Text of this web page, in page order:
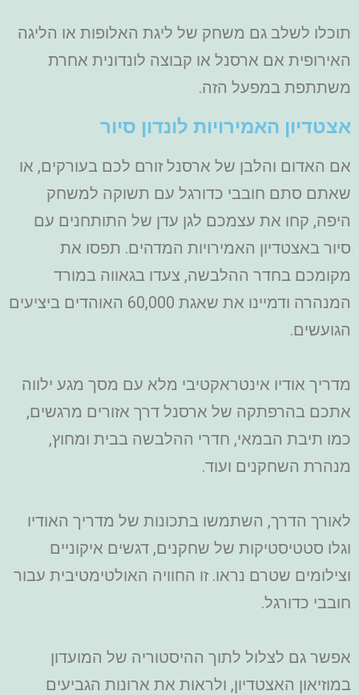
תוכלו לשלב גם משחק של ליגת האלופות או הליגה
האירופית אם ארסנל או קבוצה לונדונית אחרת
משתתפת במפעל הזה.
אצטדיון האמירויות לונדון סיור
אם האדום והלבן של ארסנל זורם לכם בעורקים, או
שאתם סתם חובבי כדורגל עם תשוקה למשחק
היפה, קחו את עצמכם לגן עדן של התותחנים עם
סיור באצטדיון האמירויות המדהים. תפסו את
מקומכם בחדר ההלבשה, צעדו בגאווה במורד
המנהרה ודמיינו את שאגת 60,000 האוהדים ביציעים
הגועשים.
מדריך אודיו אינטראקטיבי מלא עם מסך מגע ילווה
אתכם בהרפתקה של ארסנל דרך אזורים מרגשים,
כמו תיבת הבמאי, חדרי ההלבשה בבית ומחוץ,
מנהרת השחקנים ועוד.
לאורך הדרך, השתמשו בתכונות של מדריך האודיו
וגלו סטטיסטיקות של שחקנים, דגשים איקוניים
וצילומים שטרם נראו. זו החוויה האולטימטיבית עבור
חובבי כדורגל.
אפשר גם לצלול לתוך ההיסטוריה של המועדון
במוזיאון האצטדיון, ולראות את ארונות הגביעים